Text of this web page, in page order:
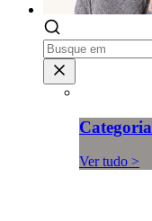
Categoria
Ver tudo >